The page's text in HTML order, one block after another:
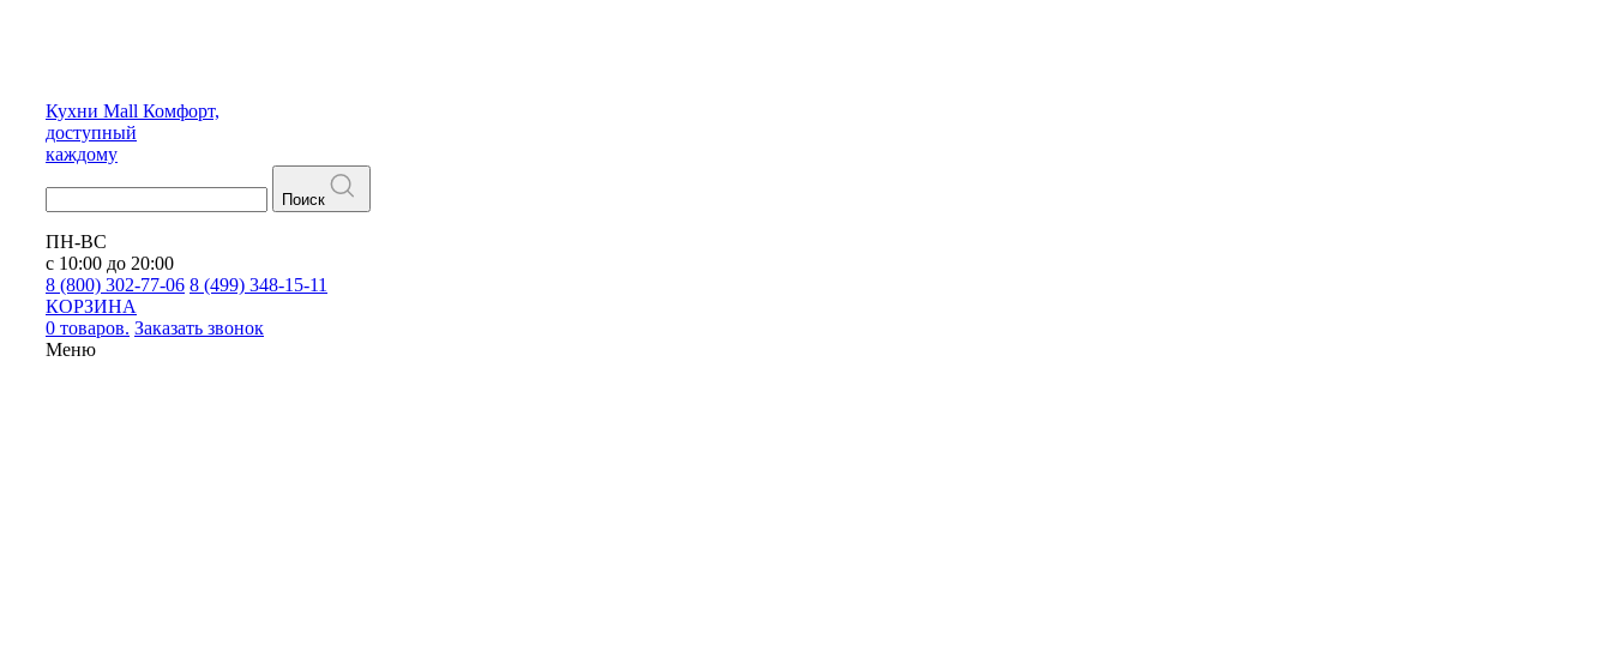
Кухни Mall Комфорт,
доступный
каждому
Поиск
ПН-ВС
с 10:00 до 20:00
8 (800) 302-77-06 8 (499) 348-15-11
КОРЗИНА
0 товаров. Заказать звонок
Меню